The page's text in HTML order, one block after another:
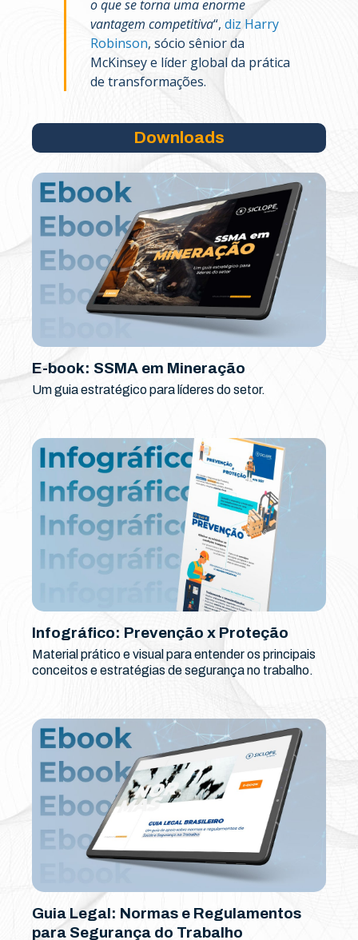
o que se torna uma enorme
vantagem competitiva“, diz Harry
Robinson, sócio sênior da
McKinsey e líder global da prática
de transformações.
Downloads
E-book: SSMA em Mineração
Um guia estratégico para líderes do setor.
Infográfico: Prevenção x Proteção
Material prático e visual para entender os principais
conceitos e estratégias de segurança no trabalho.
Guia Legal: Normas e Regulamentos
para Segurança do Trabalho